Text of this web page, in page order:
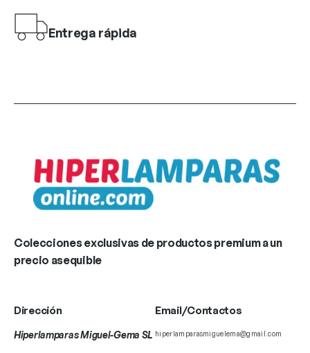
Entrega rápida
Colecciones exclusivas de productos premium a un
precio asequible
Dirección
Hiperlamparas Miguel-Gema SL
Email/Contactos
hiperlamparasmiguelema@gmail.com